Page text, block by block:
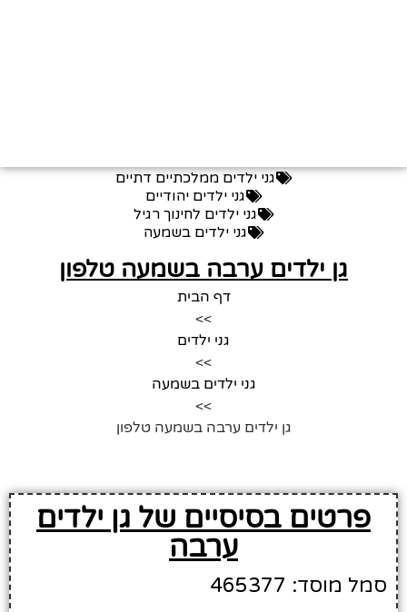
גני ילדים ממלכתיים דתיים
גני ילדים יהודיים
גני ילדים לחינוך רגיל
גני ילדים בשמעה
גן ילדים ערבה בשמעה טלפון
דף הבית
>>
גני ילדים
>>
גני ילדים בשמעה
>>
גן ילדים ערבה בשמעה טלפון
פרטים בסיסיים של גן ילדים
ערבה
סמל מוסד: 465377